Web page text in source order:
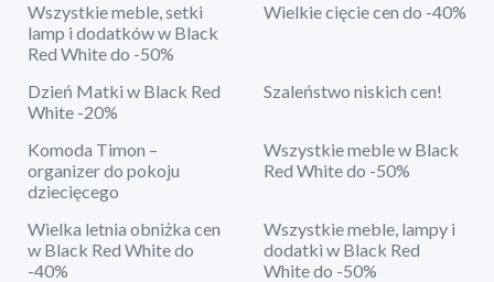
Wszystkie meble, setki
lamp i dodatków w Black
Red White do -50%
Wielkie cięcie cen do -40%
Dzień Matki w Black Red
White -20%
Szaleństwo niskich cen!
Komoda Timon –
organizer do pokoju
dziecięcego
Wszystkie meble w Black
Red White do -50%
Wielka letnia obniżka cen
w Black Red White do
-40%
Wszystkie meble, lampy i
dodatki w Black Red
White do -50%